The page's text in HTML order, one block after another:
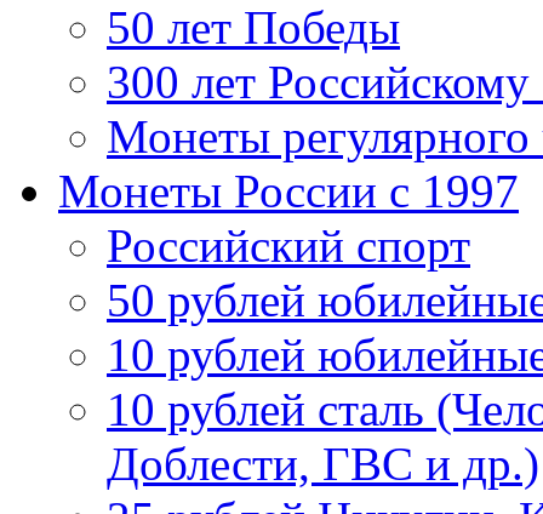
50 лет Победы
300 лет
Монеты
Монеты России c 1997
Российский спорт
50 рублей
10 рублей
10 рублей сталь
Доблести, ГВС и др.)